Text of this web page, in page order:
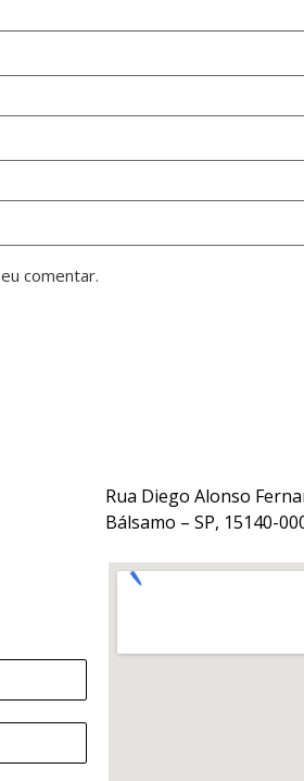
comentar.
Rua Diego Alonso
Bálsamo – SP, 15140-